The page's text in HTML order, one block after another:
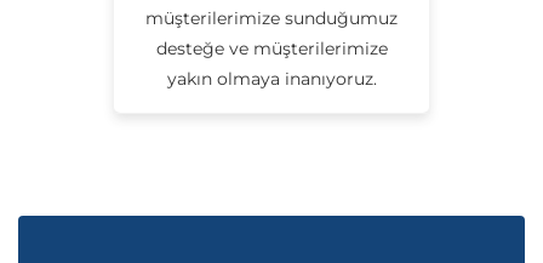
müşterilerimize sunduğumuz
desteğe ve müşterilerimize
yakın olmaya inanıyoruz.